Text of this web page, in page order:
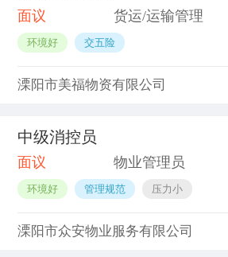
面议 货运/运输管理
环境好 交五险
溧阳市美福物资有限公司
中级消控员
面议 物业管理员
环境好 管理规范 压力小
溧阳市众安物业服务有限公司